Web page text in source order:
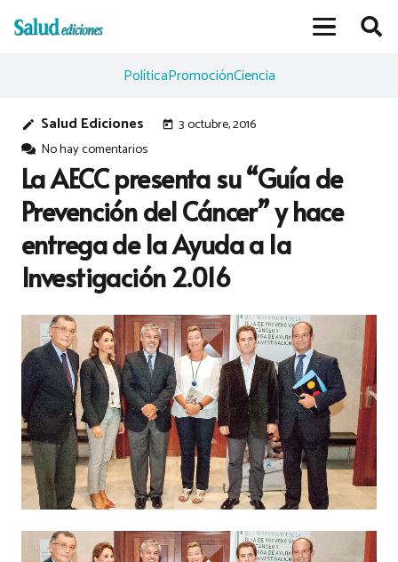
PolíticaPromociónCiencia
edit Salud Ediciones today 3 octubre, 2016
No hay comentarios
La AECC presenta su “Guía de
Prevención del Cáncer” y hace
entrega de la Ayuda a la
Investigación 2.016